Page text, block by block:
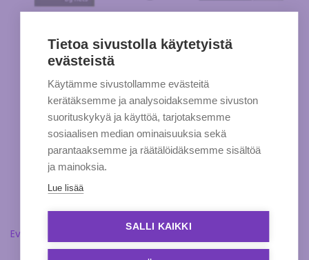
Evästeasetukset
Tietoa sivustolla käytetyistä
evästeistä
Käytämme sivustollamme evästeitä
kerätäksemme ja analysoidaksemme sivuston
suorituskykyä ja käyttöä, tarjotaksemme
sosiaalisen median ominaisuuksia sekä
parantaaksemme ja räätälöidäksemme sisältöä
ja mainoksia.
Lue lisää
SALLI KAIKKI